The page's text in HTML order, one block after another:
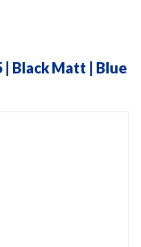
| Black Matt | Blue